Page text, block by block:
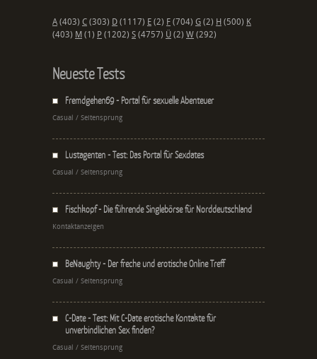
A (403) C (303) D (1117) E (2) F (704) G (2) H (500) K
(403) M (1) P (1202) S (4757) Ü (2) W (292)
Neueste Tests
Fremdgehen69 - Portal für sexuelle Abenteuer
Casual / Seitensprung
Lustagenten - Test: Das Portal für Sexdates
Casual / Seitensprung
Fischkopf - Die führende Singlebörse für Norddeutschland
Kontaktanzeigen
BeNaughty - Der freche und erotische Online Treff
Casual / Seitensprung
C-Date - Test: Mit C-Date erotische Kontakte für
unverbindlichen Sex finden?
Casual / Seitensprung